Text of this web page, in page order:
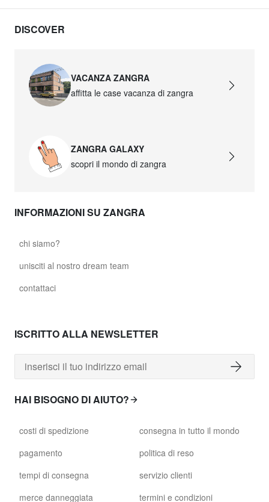
DISCOVER
VACANZA ZANGRA
affitta le case vacanza di zangra
ZANGRA GALAXY
scopri il mondo di zangra
INFORMAZIONI SU ZANGRA
chi siamo?
unisciti al nostro dream team
contattaci
ISCRITTO ALLA NEWSLETTER
HAI BISOGNO DI AIUTO?
costi di spedizione
pagamento
tempi di consegna
merce danneggiata
consegna in tutto il mondo
politica di reso
servizio clienti
termini e condizioni